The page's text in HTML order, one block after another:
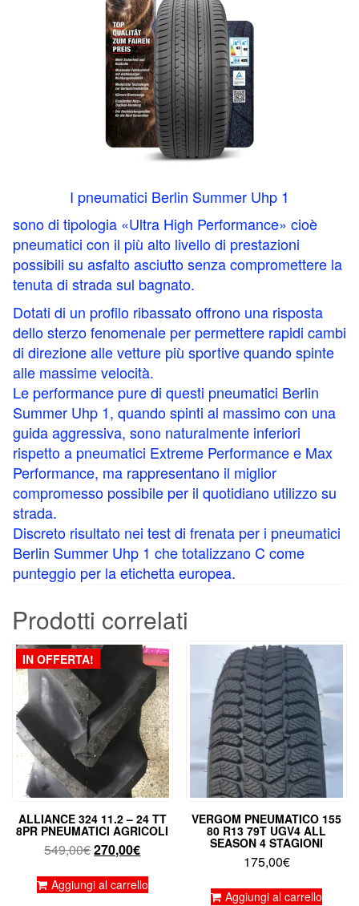
I pneumatici Berlin Summer Uhp 1
sono di tipologia «Ultra High Performance» cioè
pneumatici con il più alto livello di prestazioni
possibili su asfalto asciutto senza compromettere la
tenuta di strada sul bagnato.
Dotati di un profilo ribassato offrono una risposta
dello sterzo fenomenale per permettere rapidi cambi
di direzione alle vetture più sportive quando spinte
alle massime velocità.
Le performance pure di questi pneumatici Berlin
Summer Uhp 1, quando spinti al massimo con una
guida aggressiva, sono naturalmente inferiori
rispetto a pneumatici Extreme Performance e Max
Performance, ma rappresentano il miglior
compromesso possibile per il quotidiano utilizzo su
strada.
Discreto risultato nei test di frenata per i pneumatici
Berlin Summer Uhp 1 che totalizzano C come
punteggio per la etichetta europea.
Prodotti correlati
IN OFFERTA!
ALLIANCE 324 11.2 – 24 TT
8PR PNEUMATICI AGRICOLI
549,00€Il
originale
270,00€Il
attuale
Aggiungi al carrello
VERGOM PNEUMATICO 155
80 R13 79T UGV4 ALL
SEASON 4 STAGIONI
175,00€
Aggiungi al carrello